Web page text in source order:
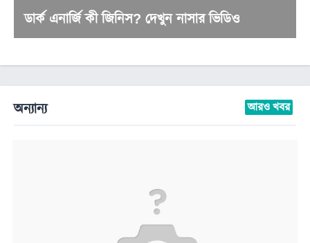
ডার্ক এনার্জি কী জিনিস? দেখুন নাসার ভিডিও
অন্যান্য আরও খবর